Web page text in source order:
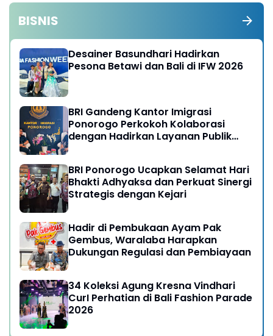
BISNIS
Desainer Basundhari Hadirkan
Pesona Betawi dan Bali di IFW 2026
BRI Gandeng Kantor Imigrasi
Ponorogo Perkokoh Kolaborasi
dengan Hadirkan Layanan Publik
BRI Ponorogo Ucapkan Selamat Hari
Bhakti Adhyaksa dan Perkuat Sinergi
Strategis dengan Kejari
Hadir di Pembukaan Ayam Pak
Gembus, Waralaba Harapkan
Dukungan Regulasi dan Pembiayaan
34 Koleksi Agung Kresna Vindhari
CurI Perhatian di Bali Fashion Parade
2026